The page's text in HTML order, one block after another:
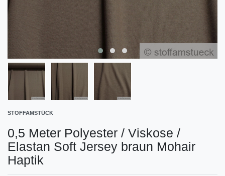
STOFFAMSTÜCK
0,5 Meter Polyester / Viskose /
Elastan Soft Jersey braun Mohair
Haptik